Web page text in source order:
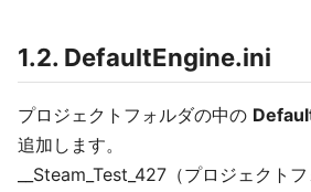
1.2. DefaultEngine.ini
プロジェクトフォルダの中の
追加します。
__Steam_Test_427（プロジェクトフ